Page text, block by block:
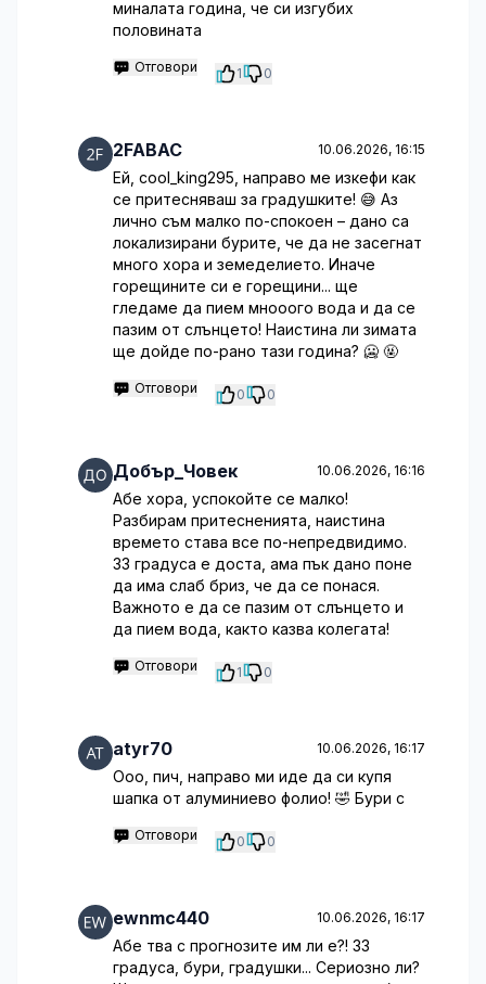
миналата година, че си изгубих
половината
Отговори 1 0
2FABAC 10.06.2026, 16:15
Ей, cool_king295, направо ме изкефи как
се притесняваш за градушките! 😅 Аз
лично съм малко по-спокоен – дано са
локализирани бурите, че да не засегнат
много хора и земеделието. Иначе
горещините си е горещини... ще
гледаме да пием мнооого вода и да се
пазим от слънцето! Наистина ли зимата
ще дойде по-рано тази година? 🥶 🤬
Отговори 0 0
Добър_Човек 10.06.2026, 16:16
Абе хора, успокойте се малко!
Разбирам притесненията, наистина
времето става все по-непредвидимо.
33 градуса е доста, ама пък дано поне
да има слаб бриз, че да се понася.
Важното е да се пазим от слънцето и
да пием вода, както казва колегата!
Отговори 1 0
atyr70 10.06.2026, 16:17
Ооо, пич, направо ми иде да си купя
шапка от алуминиево фолио! 🤣 Бури с
Отговори 0 0
ewnmc440 10.06.2026, 16:17
Абе тва с прогнозите им ли е?! 33
градуса, бури, градушки... Сериозно ли?